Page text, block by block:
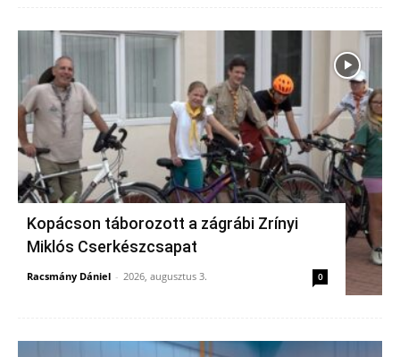
Kopácson táborozott a zágrábi Zrínyi
Miklós Cserkészcsapat
Racsmány Dániel - 2026, augusztus 3. 0